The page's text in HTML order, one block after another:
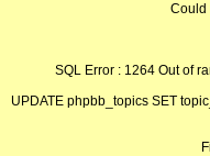
Could
SQL Error : 1264 Out of
UPDATE phpbb_topics SET